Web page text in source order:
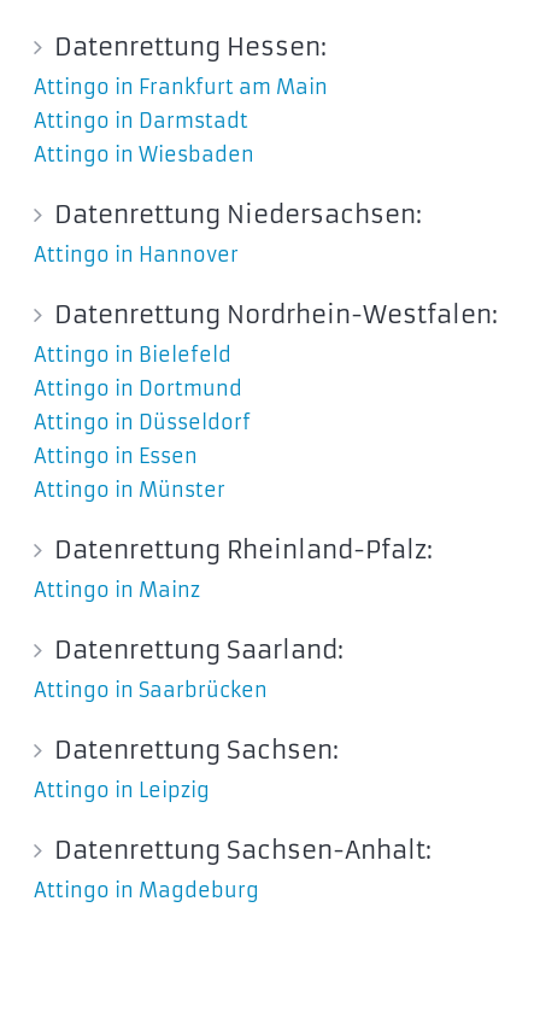
Datenrettung Hessen:
Attingo in Frankfurt am Main
Attingo in Darmstadt
Attingo in Wiesbaden
Datenrettung Niedersachsen:
Attingo in Hannover
Datenrettung Nordrhein-Westfalen:
Attingo in Bielefeld
Attingo in Dortmund
Attingo in Düsseldorf
Attingo in Essen
Attingo in Münster
Datenrettung Rheinland-Pfalz:
Attingo in Mainz
Datenrettung Saarland:
Attingo in Saarbrücken
Datenrettung Sachsen:
Attingo in Leipzig
Datenrettung Sachsen-Anhalt:
Attingo in Magdeburg